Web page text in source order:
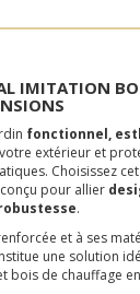
IMITATION
fonctionnel,
extérieur et
Choisissez cet
pour allier
.
et à ses
une solution
bois de chauffage